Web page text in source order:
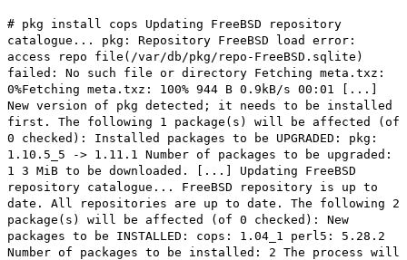
# pkg install cops Updating FreeBSD repository
catalogue... pkg: Repository FreeBSD load error:
access repo file(/var/db/pkg/repo-FreeBSD.sqlite)
failed: No such file or directory Fetching meta.txz:
0%Fetching meta.txz: 100% 944 B 0.9kB/s 00:01 [...]
New version of pkg detected; it needs to be installed
first. The following 1 package(s) will be affected (of
0 checked): Installed packages to be UPGRADED: pkg:
1.10.5_5 -> 1.11.1 Number of packages to be upgraded:
1 3 MiB to be downloaded. [...] Updating FreeBSD
repository catalogue... FreeBSD repository is up to
date. All repositories are up to date. The following 2
package(s) will be affected (of 0 checked): New
packages to be INSTALLED: cops: 1.04_1 perl5: 5.28.2
Number of packages to be installed: 2 The process will